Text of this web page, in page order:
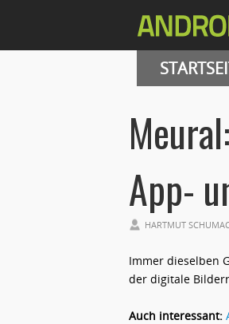
App-
HARTMUT
Immer dieselben
der digitale
Auch interessant: